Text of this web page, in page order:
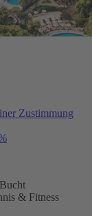
Zustimmung
& Fitness